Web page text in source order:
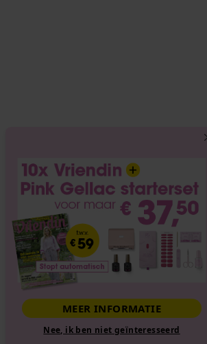
MEER INFORMATIE
Nee, ik ben niet geïnteresseerd